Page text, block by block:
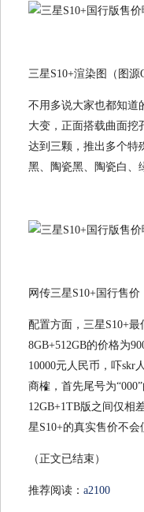
三星S10+渲染图（图源
不用多说大家也都知道
大变，正面搭载曲面挖
达到三颗，推出多个特
黑、陶瓷黑、陶瓷白、
网传三星S10+国行售价
配置方面，三星S10+最
8GB+512GB的价格为
10000元人民币，吓skr
商榷，首先尾号为
12GB+1TB版之间仅相
星S10+的真实售价不会
（正文已结束）
推荐阅读： a2100